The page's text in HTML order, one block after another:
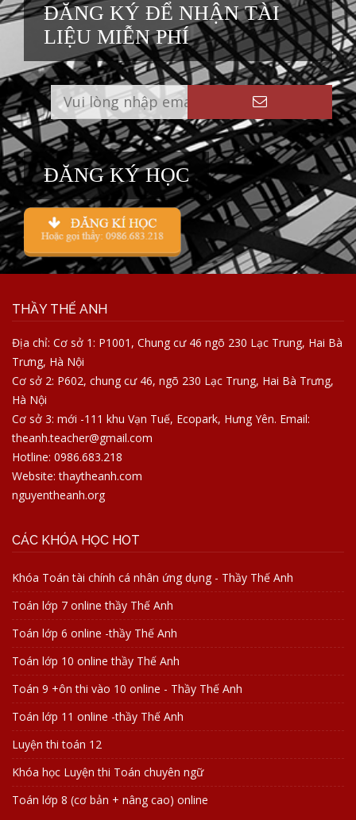
ĐĂNG KÝ ĐỂ NHẬN TÀI
LIỆU MIỄN PHÍ
ĐĂNG KÝ HỌC
THẦY THẾ ANH
Địa chỉ: Cơ sở 1: P1001, Chung cư 46 ngõ 230 Lạc Trung, Hai Bà
Trưng, Hà Nội
Cơ sở 2: P602, chung cư 46, ngõ 230 Lạc Trung, Hai Bà Trưng,
Hà Nội
Cơ sở 3: mới -111 khu Vạn Tuế, Ecopark, Hưng Yên. Email:
theanh.teacher@gmail.com
Hotline: 0986.683.218
Website: thaytheanh.com
nguyentheanh.org
CÁC KHÓA HỌC HOT
Khóa Toán tài chính cá nhân ứng dụng - Thầy Thế Anh
Toán lớp 7 online thầy Thế Anh
Toán lớp 6 online -thầy Thế Anh
Toán lớp 10 online thầy Thế Anh
Toán 9 +ôn thi vào 10 online - Thầy Thế Anh
Toán lớp 11 online -thầy Thế Anh
Luyện thi toán 12
Khóa học Luyện thi Toán chuyên ngữ
Toán lớp 8 (cơ bản + nâng cao) online
Tài liệu mất phí
Tài liệu miễn phí